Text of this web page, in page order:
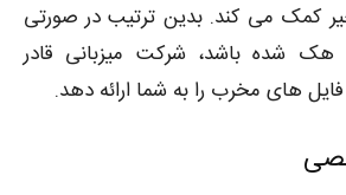
کمک می کند. بدین ترتیب در صورتی
شده باشد، شرکت میزبانی قادر
های مخرب را به شما ارائه دهد.